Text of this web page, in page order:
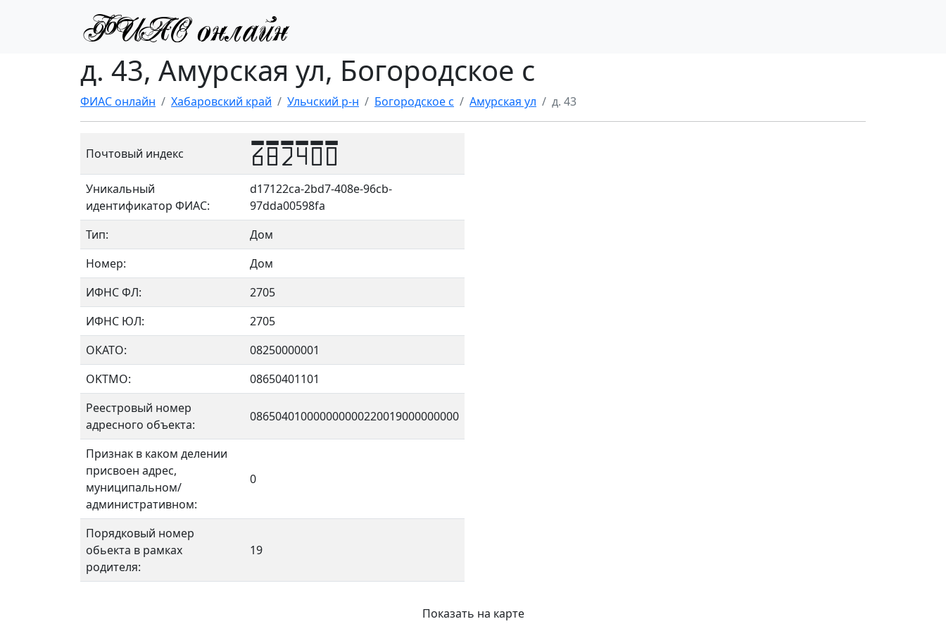
д. 43, Амурская ул, Богородское с
ФИАС онлайн Хабаровский край Ульчский р-н Богородское с Амурская ул д. 43
Почтовый индекс 682400
Уникальный
идентификатор ФИАС:
d17122ca-2bd7-408e-96cb-
97dda00598fa
Тип:
Дом
Номер:
Дом
ИФНС ФЛ:
2705
ИФНС ЮЛ:
2705
ОКАТО:
08250000001
OKTMO:
08650401101
Реестровый номер
адресного объекта:
086504010000000000220019000000000
Признак в каком делении
присвоен адрес,
муниципальном/
административном:
0
Порядковый номер
обьекта в рамках
родителя:
19
Показать на карте